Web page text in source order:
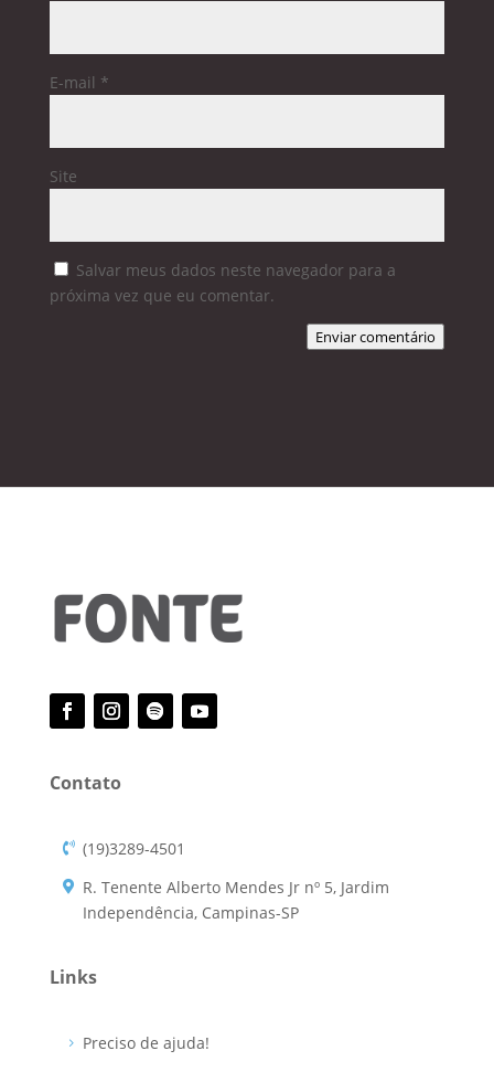
E-mail *
Site
Salvar meus dados neste navegador para a
próxima vez que eu comentar.
Enviar comentário
Contato
(19)3289-4501
R. Tenente Alberto Mendes Jr nº 5, Jardim
Independência, Campinas-SP
Links
Preciso de ajuda!